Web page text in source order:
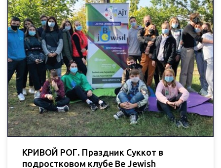
КРИВОЙ РОГ. Праздник Суккот в
подростковом клубе Be Jewish